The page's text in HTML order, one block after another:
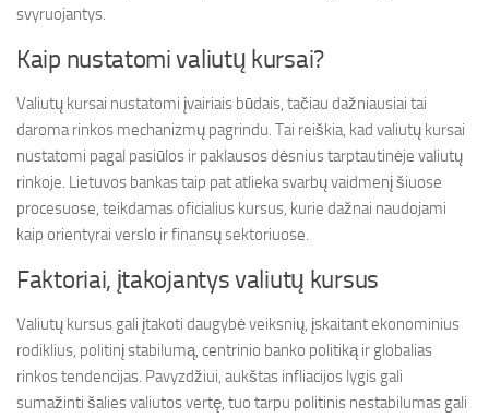
svyruojantys.
Kaip nustatomi valiutų kursai?
Valiutų kursai nustatomi įvairiais būdais, tačiau dažniausiai tai
daroma rinkos mechanizmų pagrindu. Tai reiškia, kad valiutų kursai
nustatomi pagal pasiūlos ir paklausos dėsnius tarptautinėje valiutų
rinkoje. Lietuvos bankas taip pat atlieka svarbų vaidmenį šiuose
procesuose, teikdamas oficialius kursus, kurie dažnai naudojami
kaip orientyrai verslo ir finansų sektoriuose.
Faktoriai, įtakojantys valiutų kursus
Valiutų kursus gali įtakoti daugybė veiksnių, įskaitant ekonominius
rodiklius, politinį stabilumą, centrinio banko politiką ir globalias
rinkos tendencijas. Pavyzdžiui, aukštas infliacijos lygis gali
sumažinti šalies valiutos vertę, tuo tarpu politinis nestabilumas gali